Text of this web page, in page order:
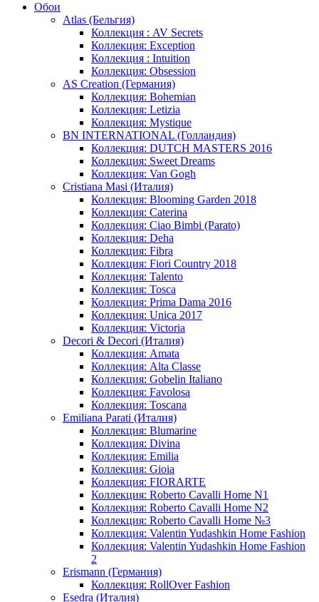
Обои
Atlas (Бельгия)
Коллекция : AV Secrets
Коллекция: Exception
Коллекция : Intuition
Коллекция: Obsession
AS Creation (Германия)
Коллекция: Bohemian
Коллекция: Letizia
Коллекция: Mystique
BN INTERNATIONAL (Голландия)
Коллекция: DUTCH MASTERS 2016
Коллекция: Sweet Dreams
Коллекция: Van Gogh
Cristiana Masi (Италия)
Коллекция: Blooming Garden 2018
Коллекция: Caterina
Коллекция: Ciao Bimbi (Parato)
Коллекция: Deha
Коллекция: Fibra
Коллекция: Fiori Country 2018
Коллекция: Talento
Коллекция: Tosca
Коллекция: Prima Dama 2016
Коллекция: Unica 2017
Коллекция: Victoria
Decori & Decori (Италия)
Коллекция: Amata
Коллекция: Alta Classe
Коллекция: Gobelin Italiano
Коллекция: Favolosa
Коллекция: Toscana
Emiliana Parati (Италия)
Коллекция: Blumarine
Коллекция: Divina
Коллекция: Emilia
Коллекция: Gioia
Коллекция: FIORARTE
Коллекция: Roberto Cavalli Home N1
Коллекция: Roberto Cavalli Home N2
Коллекция: Roberto Cavalli Home №3
Коллекция: Valentin Yudashkin Home Fashion
Коллекция: Valentin Yudashkin Home Fashion
2
Erismann (Германия)
Коллекция: RollOver Fashion
Esedra (Италия)